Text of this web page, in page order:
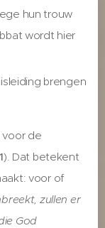
hun trouw
wordt hier
brengen
de
). Dat betekent
voor of
zullen er
God